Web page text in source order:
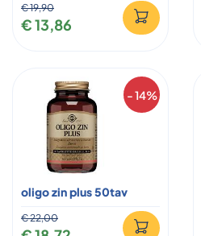
€ 19,90
€ 13,86
- 14%
oligo zin plus 50tav
€ 22,00